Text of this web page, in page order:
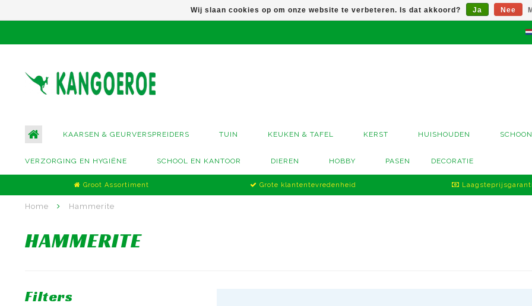
KAARSEN & GEURVERSPREIDERS TUIN KEUKEN & TAFEL KERST HUISHOUDEN
VERZORGING EN HYGIËNE SCHOOL EN KANTOOR DIEREN HOBBY PASEN DECORATIE
Groot Assortiment Grote klantentevredenheid
Home Hammerite
HAMMERITE
Filters
Wij slaan cookies op om onze website te verbeteren. Is dat akkoord? Ja Nee